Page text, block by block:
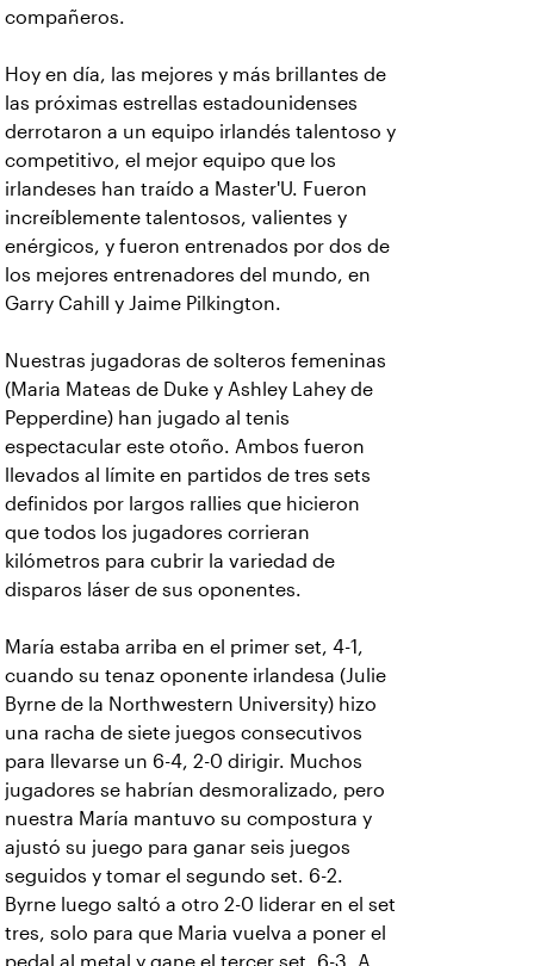
compañeros.
Hoy en día, las mejores y más brillantes de
las próximas estrellas estadounidenses
derrotaron a un equipo irlandés talentoso y
competitivo, el mejor equipo que los
irlandeses han traído a Master'U. Fueron
increíblemente talentosos, valientes y
enérgicos, y fueron entrenados por dos de
los mejores entrenadores del mundo, en
Garry Cahill y Jaime Pilkington.
Nuestras jugadoras de solteros femeninas
(Maria Mateas de Duke y Ashley Lahey de
Pepperdine) han jugado al tenis
espectacular este otoño. Ambos fueron
llevados al límite en partidos de tres sets
definidos por largos rallies que hicieron
que todos los jugadores corrieran
kilómetros para cubrir la variedad de
disparos láser de sus oponentes.
María estaba arriba en el primer set, 4-1,
cuando su tenaz oponente irlandesa (Julie
Byrne de la Northwestern University) hizo
una racha de siete juegos consecutivos
para llevarse un 6-4, 2-0 dirigir. Muchos
jugadores se habrían desmoralizado, pero
nuestra María mantuvo su compostura y
ajustó su juego para ganar seis juegos
seguidos y tomar el segundo set. 6-2.
Byrne luego saltó a otro 2-0 liderar en el set
tres, solo para que Maria vuelva a poner el
pedal al metal y gane el tercer set, 6-3. A